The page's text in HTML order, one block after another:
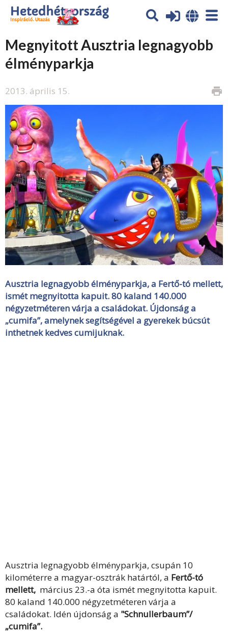
Megnyitott Ausztria legnagyobb
élményparkja
2013. április 15. print
Ausztria legnagyobb élményparkja, a Fertő-tó mellett,
ismét megnyitotta kapuit. 80 kaland 140.000
négyzetméteren várja a családokat. Újdonság a
„cumifa”, amelynek segítségével a gyerekek búcsút
inthetnek kedves cumijuknak.
Ausztria legnagyobb élményparkja, csupán 10
kilométerre a magyar-osztrák határtól, a Fertő-tó
mellett, március 23.-a óta ismét megnyitotta kapuit.
80 kaland 140.000 négyzetméteren várja a
családokat. Idén újdonság a "Schnullerbaum”/
„cumifa”.